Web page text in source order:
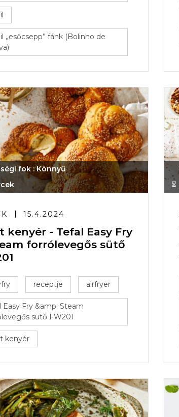
„esőcsepp” fánk (Bolinho de
fok : Könnyű
15.4.2024
kenyér - Tefal Easy Fry
forrólevegős sütő
receptje airfryer
Easy Fry &amp; Steam
sütő FW201
kenyér